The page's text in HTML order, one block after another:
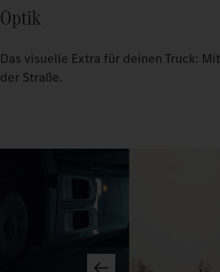
Optik
Das visuelle Extra für deinen Truck:
der Straße.